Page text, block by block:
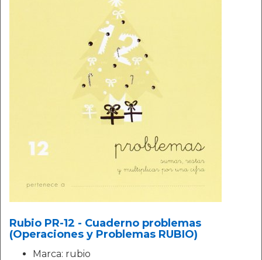
Rubio PR-12 - Cuaderno problemas
(Operaciones y Problemas RUBIO)
Marca: rubio